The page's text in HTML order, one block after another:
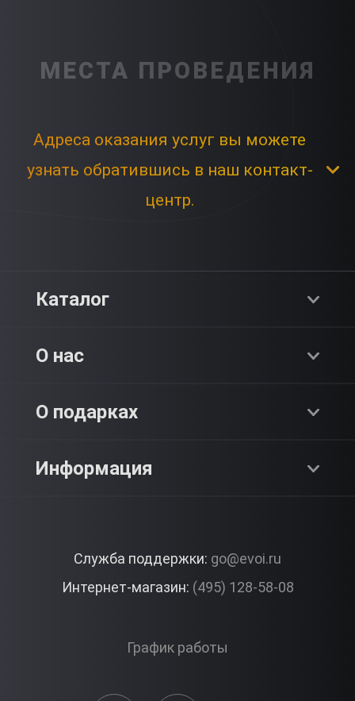
МЕСТА ПРОВЕДЕНИЯ
Адреса оказания услуг вы можете
узнать обратившись в наш контакт-
центр.
Каталог
Premium
О нас
О компании
Контакты
О подарках
Как это работает?
Вопросы и ответы
Информация
Корпоративные подарки
Служба поддержки: go@evoi.ru
Интернет-магазин: (495) 128-58-08
График работы